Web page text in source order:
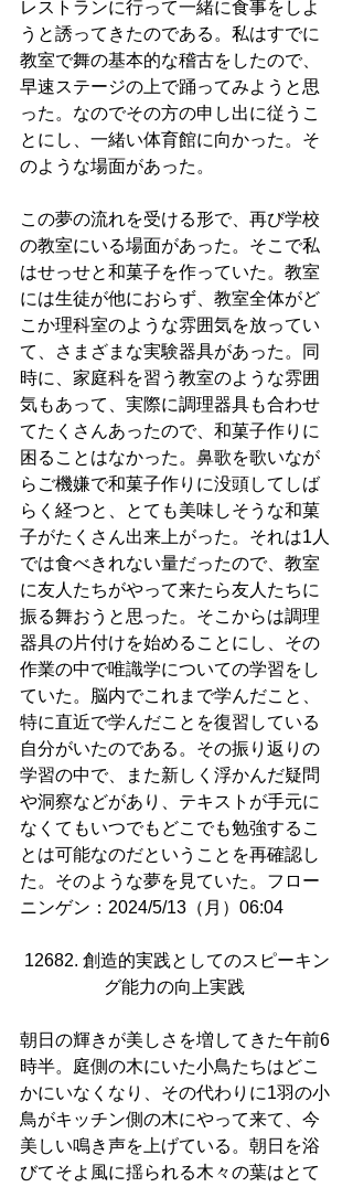
レストランに行って一緒に食事をしよ
うと誘ってきたのである。私はすでに
教室で舞の基本的な稽古をしたので、
早速ステージの上で踊ってみようと思
った。なのでその方の申し出に従うこ
とにし、一緒い体育館に向かった。そ
のような場面があった。
この夢の流れを受ける形で、再び学校
の教室にいる場面があった。そこで私
はせっせと和菓子を作っていた。教室
には生徒が他におらず、教室全体がど
こか理科室のような雰囲気を放ってい
て、さまざまな実験器具があった。同
時に、家庭科を習う教室のような雰囲
気もあって、実際に調理器具も合わせ
てたくさんあったので、和菓子作りに
困ることはなかった。鼻歌を歌いなが
らご機嫌で和菓子作りに没頭してしば
らく経つと、とても美味しそうな和菓
子がたくさん出来上がった。それは1人
では食べきれない量だったので、教室
に友人たちがやって来たら友人たちに
振る舞おうと思った。そこからは調理
器具の片付けを始めることにし、その
作業の中で唯識学についての学習をし
ていた。脳内でこれまで学んだこと、
特に直近で学んだことを復習している
自分がいたのである。その振り返りの
学習の中で、また新しく浮かんだ疑問
や洞察などがあり、テキストが手元に
なくてもいつでもどこでも勉強するこ
とは可能なのだということを再確認し
た。そのような夢を見ていた。フロー
ニンゲン：2024/5/13（月）06:04
12682. 創造的実践としてのスピーキン
グ能力の向上実践
朝日の輝きが美しさを増してきた午前6
時半。庭側の木にいた小鳥たちはどこ
かにいなくなり、その代わりに1羽の小
鳥がキッチン側の木にやって来て、今
美しい鳴き声を上げている。朝日を浴
びてそよ風に揺られる木々の葉はとて